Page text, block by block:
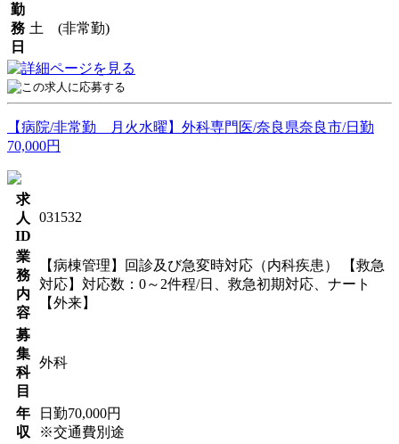
勤
務
日
土 (非常勤)
【病院/非常勤 月火水曜】外科専門医/奈良県奈良市/日勤
70,000円
求
人
ID
031532
業
務
内
容
【病棟管理】回診及び急変時対応（内科疾患） 【救急
対応】対応数：0～2件程/日、救急初期対応、ナート
【外来】
募
集
科
目
外科
年
収
日勤70,000円
※交通費別途